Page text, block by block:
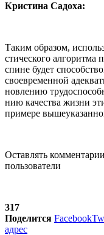
Кристина Садоха:
Таким образом,
стического
спине будет
своевременной
новлению
нию качества жизни
примере
Оставлять
пользователи
317
Поделится Facebook
адрес